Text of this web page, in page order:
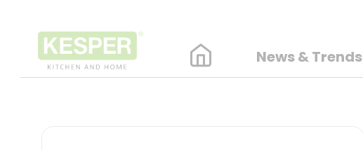
News & Trends